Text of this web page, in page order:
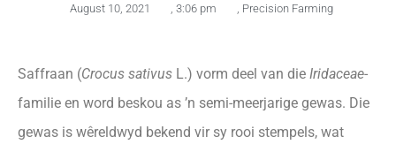
August 10, 2021 3:06 pm Precision Farming
Saffraan (Crocus sativus L.) vorm deel van die Iridaceae-
familie en word beskou as ’n semi-meerjarige gewas. Die
gewas is wêreldwyd bekend vir sy rooi stempels, wat